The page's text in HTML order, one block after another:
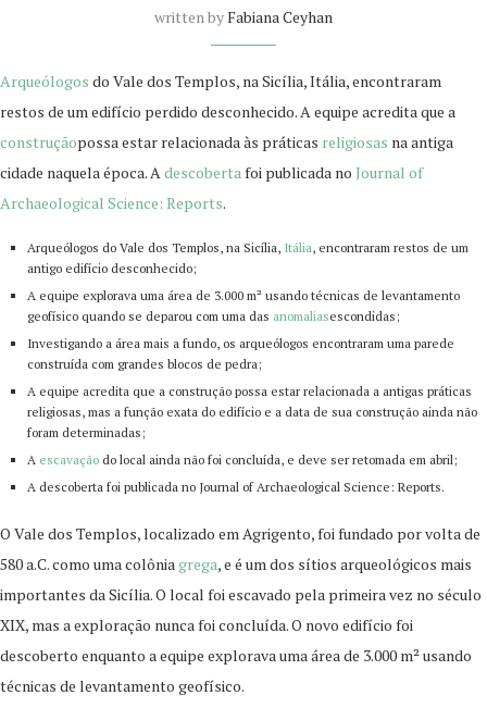
written byFabiana Ceyhan
Arqueólogos do Vale dos Templos, na Sicília, Itália, encontraram
restos de um edifício perdido desconhecido. A equipe acredita que a
construçãopossa estar relacionada às práticas religiosas na antiga
cidade naquela época. Adescobertafoi publicada no Journal of
Archaeological Science: Reports.
Arqueólogos do Vale dos Templos, na Sicília, Itália, encontraram restos de um
antigo edifício desconhecido;
A equipe explorava uma área de 3.000 m² usando técnicas de levantamento
geofísico quando se deparou com uma das anomaliasescondidas;
Investigando a área mais a fundo, os arqueólogos encontraram uma parede
construída com grandes blocos de pedra;
A equipe acredita que a construção possa estar relacionada a antigas práticas
religiosas, mas a função exata do edifício e a data de sua construção ainda não
foram determinadas;
A escavação do local ainda não foi concluída, e deve ser retomada em abril;
A descoberta foi publicada no Journal of Archaeological Science: Reports.
O Vale dos Templos, localizado em Agrigento, foi fundado por volta de
580 a.C. como uma colôniagrega, e é um dos sítios arqueológicos mais
importantes da Sicília. O local foi escavado pela primeira vez no século
XIX, mas a exploração nunca foi concluída. O novo edifício foi
descoberto enquanto a equipe explorava uma área de 3.000 m² usando
técnicas de levantamento geofísico.